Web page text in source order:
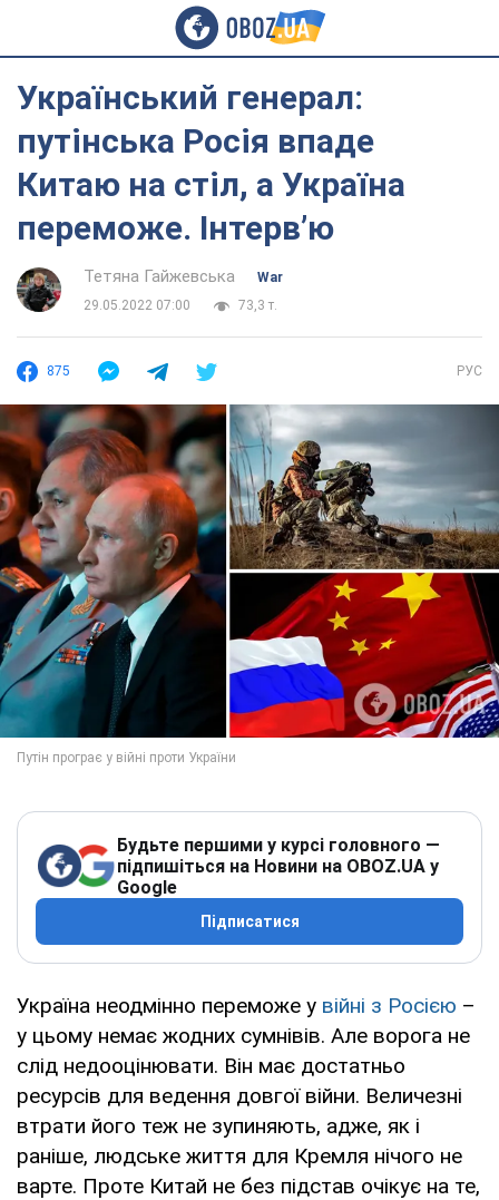
Український генерал:
путінська Росія впаде
Китаю на стіл, а Україна
переможе. Інтерв’ю
Тетяна Гайжевська
War
29.05.2022 07:00
73,3 т.
875 РУС
Будьте першими у курсі головного —
підпишіться на Новини на OBOZ.UA у
Google
Підписатися
Україна неодмінно переможе у війні з Росією –
у цьому немає жодних сумнівів. Але ворога не
слід недооцінювати. Він має достатньо
ресурсів для ведення довгої війни. Величезні
втрати його теж не зупиняють, адже, як і
раніше, людське життя для Кремля нічого не
варте. Проте Китай не без підстав очікує на те,